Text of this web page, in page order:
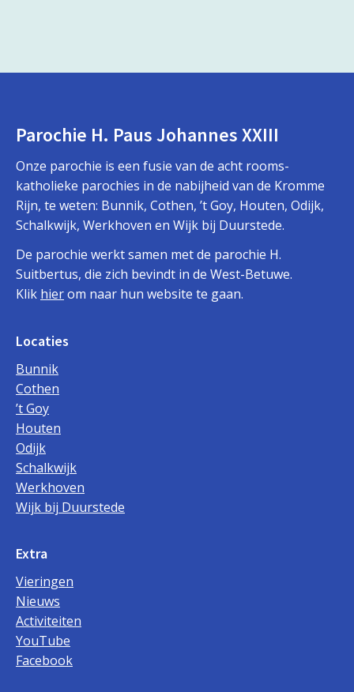
Parochie H. Paus Johannes XXIII
Onze parochie is een fusie van de acht rooms-
katholieke parochies in de nabijheid van de Kromme
Rijn, te weten: Bunnik, Cothen, ’t Goy, Houten, Odijk,
Schalkwijk, Werkhoven en Wijk bij Duurstede.
De parochie werkt samen met de parochie H.
Suitbertus, die zich bevindt in de West-Betuwe.
Klik hierom naar hun website te gaan.
Locaties
Bunnik
Cothen
’t Goy
Houten
Odijk
Schalkwijk
Werkhoven
Wijk bij Duurstede
Extra
Vieringen
Nieuws
Activiteiten
YouTube
Facebook